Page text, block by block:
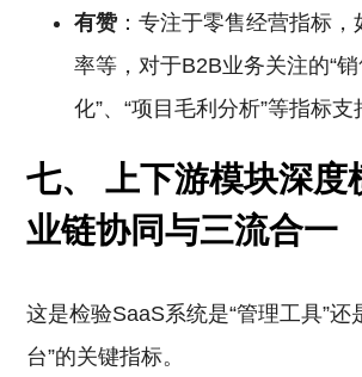
有赞：专注于零售经营指标，
率等，对于B2B业务关注的“
化”、“项目毛利分析”等指标支
七、 上下游模块深度
业链协同与三流合一
这是检验SaaS系统是“管理工具”还
台”的关键指标。